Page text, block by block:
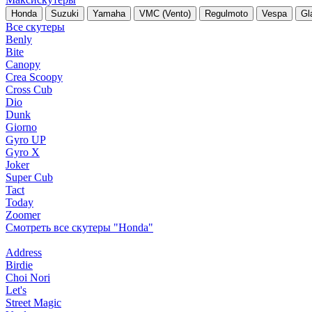
Honda Suzuki Yamaha VMC (Vento) Regulmoto Vespa
Все скутеры
Benly
Bite
Canopy
Crea Scoopy
Cross Cub
Dio
Dunk
Giorno
Gyro UP
Gyro X
Joker
Super Cub
Tact
Today
Zoomer
Смотреть все скутеры "Honda"
Address
Birdie
Choi Nori
Let's
Street Magic